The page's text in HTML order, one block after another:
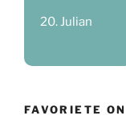
Julian
FAVORIETE